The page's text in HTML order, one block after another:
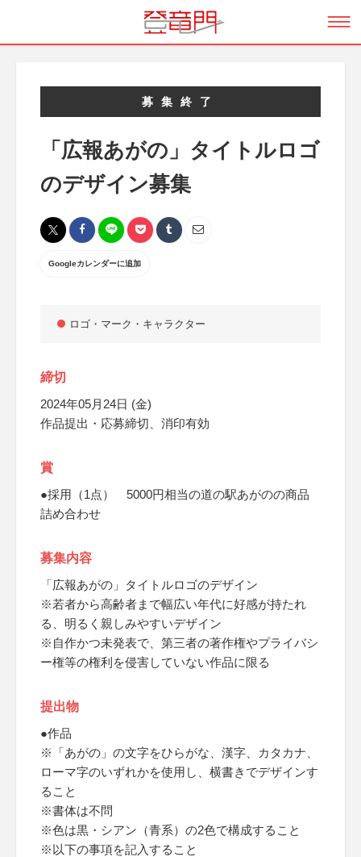
募集終了
「広報あがの」タイトルロゴ
のデザイン募集
Googleカレンダーに追加
ロゴ・マーク・キャラクター
締切
2024年05月24日 (金)
作品提出・応募締切、消印有効
賞
●採用（1点） 5000円相当の道の駅あがのの商品
詰め合わせ
募集内容
「広報あがの」タイトルロゴのデザイン
※若者から高齢者まで幅広い年代に好感が持たれ
る、明るく親しみやすいデザイン
※自作かつ未発表で、第三者の著作権やプライバシ
ー権等の権利を侵害していない作品に限る
提出物
●作品
※「あがの」の文字をひらがな、漢字、カタカナ、
ローマ字のいずれかを使用し、横書きでデザインす
ること
※書体は不問
※色は黒・シアン（青系）の2色で構成すること
※以下の事項を記入すること